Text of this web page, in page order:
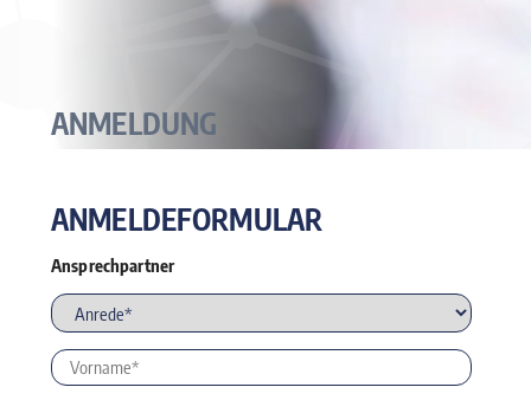
ANMELDUNG
ANMELDEFORMULAR
Ansprechpartner